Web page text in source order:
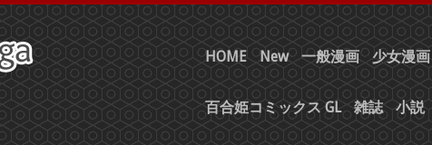
HOME New 一般漫画 少女漫画
百合姫コミックス GL 雑誌 小説